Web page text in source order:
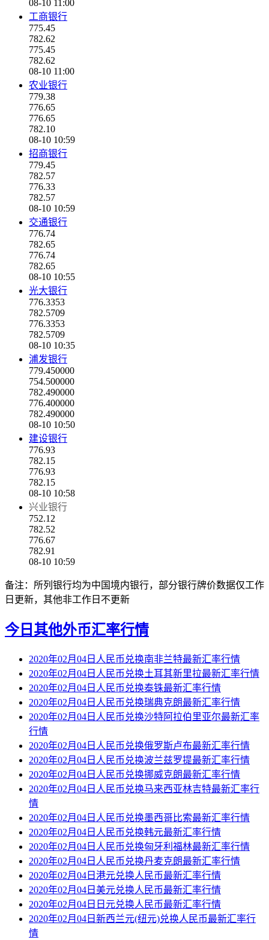
08-10 11:00
工商银行
775.45
782.62
775.45
782.62
08-10 11:00
农业银行
779.38
776.65
776.65
782.10
08-10 10:59
招商银行
779.45
782.57
776.33
782.57
08-10 10:59
交通银行
776.74
782.65
776.74
782.65
08-10 10:55
光大银行
776.3353
782.5709
776.3353
782.5709
08-10 10:35
浦发银行
779.450000
754.500000
782.490000
776.400000
782.490000
08-10 10:50
建设银行
776.93
782.15
776.93
782.15
08-10 10:58
兴业银行
752.12
782.52
776.67
782.91
08-10 10:59
备注：所列银行均为中国境内银行，部分银行牌价数据仅工作
日更新，其他非工作日不更新
今日其他外币汇率行情
2020年02月04日人民币兑换南非兰特最新汇率行情
2020年02月04日人民币兑换土耳其新里拉最新汇率行情
2020年02月04日人民币兑换泰铢最新汇率行情
2020年02月04日人民币兑换瑞典克朗最新汇率行情
2020年02月04日人民币兑换沙特阿拉伯里亚尔最新汇率
行情
2020年02月04日人民币兑换俄罗斯卢布最新汇率行情
2020年02月04日人民币兑换波兰兹罗提最新汇率行情
2020年02月04日人民币兑换挪威克朗最新汇率行情
2020年02月04日人民币兑换马来西亚林吉特最新汇率行
情
2020年02月04日人民币兑换墨西哥比索最新汇率行情
2020年02月04日人民币兑换韩元最新汇率行情
2020年02月04日人民币兑换匈牙利福林最新汇率行情
2020年02月04日人民币兑换丹麦克朗最新汇率行情
2020年02月04日港元兑换人民币最新汇率行情
2020年02月04日美元兑换人民币最新汇率行情
2020年02月04日日元兑换人民币最新汇率行情
2020年02月04日新西兰元(纽元)兑换人民币最新汇率行
情